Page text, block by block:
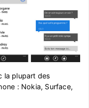
la plupart des
: Nokia, Surface,